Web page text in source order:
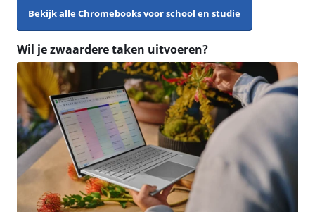
Bekijk alle Chromebooks voor school en studie
Wil je zwaardere taken uitvoeren?